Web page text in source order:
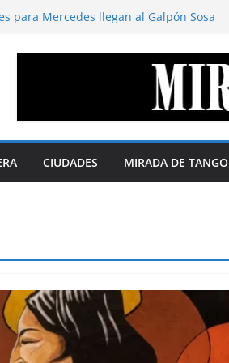
para Mercedes llegan al Galpón Sosa
soberanas. Por Telma Luzzani
la agenda digital y la política se
CIUDADES MIRADA DE TANGO